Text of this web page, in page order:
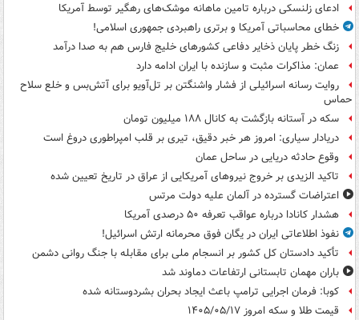
ادعای زلنسکی درباره تامین ماهانه موشک‌های رهگیر توسط آمریکا
خطای محاسباتی آمریکا و برتری راهبردی جمهوری اسلامی!
زنگ خطر پایان ذخایر دفاعی کشورهای خلیج فارس هم به صدا درآمد
عمان: مذاکرات مثبت و سازنده با ایران ادامه دارد
روایت رسانه اسرائیلی از فشار واشنگتن بر تل‌آویو برای آتش‌بس و خلع سلاح
حماس
سکه در آستانه بازگشت به کانال ۱۸۸ میلیون تومان
دریادار سیاری: امروز هر خبر دقیق، تیری بر قلب امپراطوری دروغ است
وقوع حادثه دریایی در ساحل عمان
تاکید الزیدی بر خروج نیروهای آمریکایی از عراق در تاریخ تعیین شده
اعتراضات گسترده در آلمان علیه دولت مرتس
هشدار کانادا درباره عواقب تعرفه ۵۰ درصدی آمریکا
نفوذ اطلاعاتی ایران در یگان فوق محرمانه ارتش اسرائیل!
تأکید دادستان کل کشور بر انسجام ملی برای مقابله با جنگ روانی دشمن
باران مهمان تابستانی ارتفاعات دماوند شد
کوبا: فرمان اجرایی ترامپ باعث ایجاد بحران بشردوستانه شده
قیمت طلا و سکه امروز ۱۴۰۵/۰۵/۱۷